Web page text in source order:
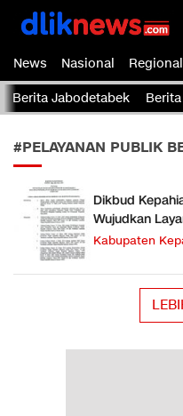
Dliknews.com
dliknews.com – Berita
News Nasional Regional
Berita Jabodetabek
#PELAYANAN PUBLIK
Dikbud
Wujudkan
Kabupaten